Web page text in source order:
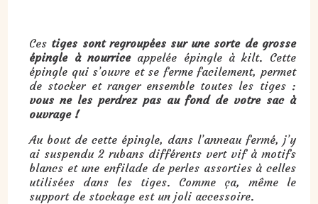
Ces tiges sont regroupées sur une sorte de grosse
épingle à nourriceappelée épingle à kilt. Cette
épingle qui s’ouvre et se ferme facilement, permet
de stocker et ranger ensemble toutes les tiges :
vous ne les perdrez pas au fond de votre sac à
ouvrage !
Au bout de cette épingle, dans l’anneau fermé, j’y
ai suspendu 2 rubans différents vert vif à motifs
blancs et une enfilade de perles assorties à celles
utilisées dans les tiges. Comme ça, même le
support de stockage est un joli accessoire.